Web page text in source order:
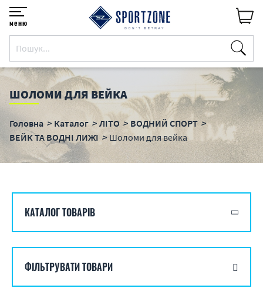
меню
ШОЛОМИ ДЛЯ ВЕЙКА
Головна Каталог ЛІТО
ВОДНИЙ СПОРТ
ВЕЙК ТА ВОДНІ ЛИЖІ
Шоломи для вейка
КАТАЛОГ ТОВАРІВ
ФІЛЬТРУВАТИ ТОВАРИ